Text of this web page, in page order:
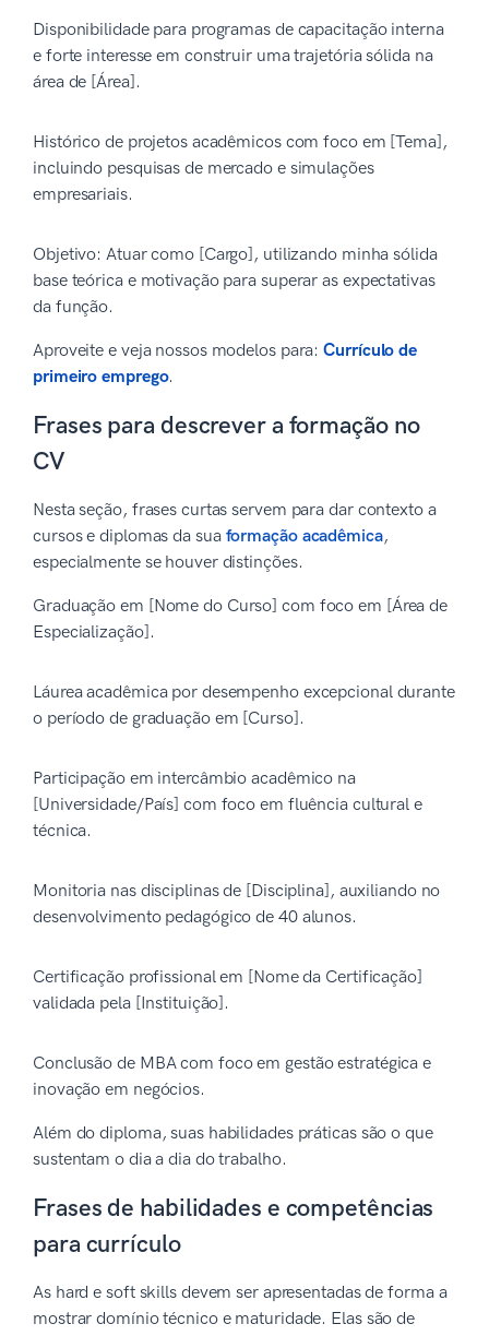
Disponibilidade para programas de capacitação interna
e forte interesse em construir uma trajetória sólida na
área de [Área].
Histórico de projetos acadêmicos com foco em [Tema],
incluindo pesquisas de mercado e simulações
empresariais.
Objetivo: Atuar como [Cargo], utilizando minha sólida
base teórica e motivação para superar as expectativas
da função.
Aproveite e veja nossos modelos para:Currículo de
primeiro emprego.
Frases para descrever a formação no
CV
Nesta seção, frases curtas servem para dar contexto a
cursos e diplomas da sua formação acadêmica,
especialmente se houver distinções.
Graduação em [Nome do Curso] com foco em [Área de
Especialização].
Láurea acadêmica por desempenho excepcional durante
o período de graduação em [Curso].
Participação em intercâmbio acadêmico na
[Universidade/País] com foco em fluência cultural e
técnica.
Monitoria nas disciplinas de [Disciplina], auxiliando no
desenvolvimento pedagógico de 40 alunos.
Certificação profissional em [Nome da Certificação]
validada pela [Instituição].
Conclusão de MBA com foco em gestão estratégica e
inovação em negócios.
Além do diploma, suas habilidades práticas são o que
sustentam o dia a dia do trabalho.
Frases de habilidades e competências
para currículo
As hard e soft skills devem ser apresentadas de forma a
mostrar domínio técnico e maturidade. Elas são de